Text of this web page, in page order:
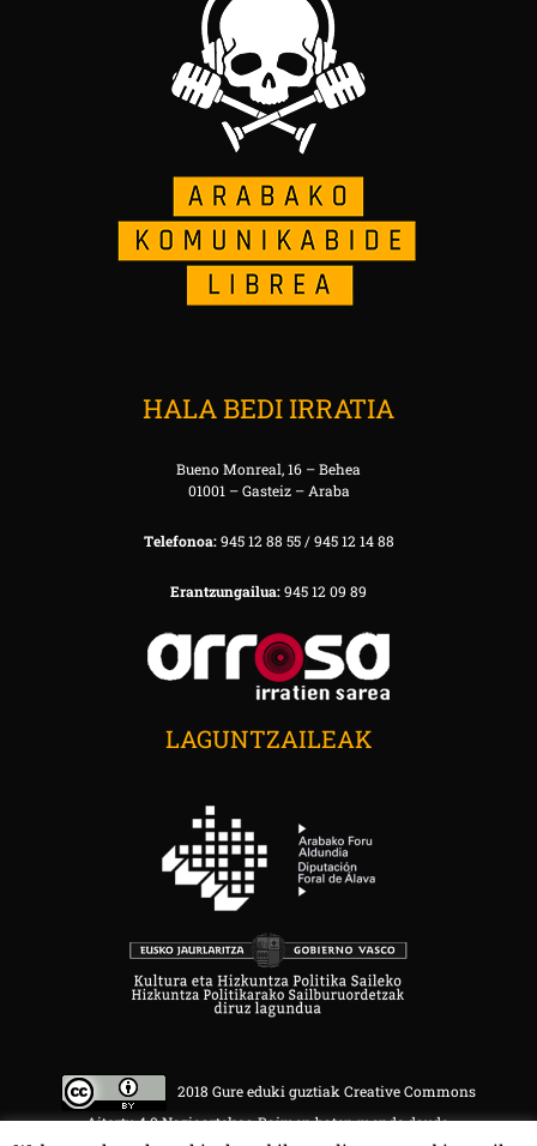
HALA BEDI IRRATIA
Bueno Monreal, 16 – Behea
01001 – Gasteiz – Araba
Telefonoa:945 12 88 55 / 945 12 14 88
Erantzungailua:945 12 09 89
LAGUNTZAILEAK
2018 Gure eduki guztiak Creative Commons
Aitortu 4.0 Nazioartekoa Baimen baten mende daude.